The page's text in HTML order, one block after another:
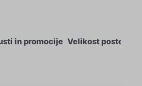
v naravni ali beli
borovega lesa,
in promocije Velikost posteljice